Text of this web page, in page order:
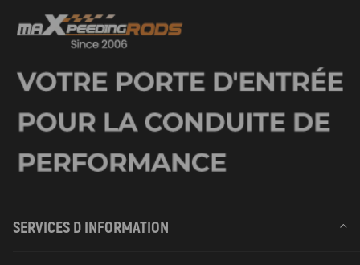
SERVICES D INFORMATION